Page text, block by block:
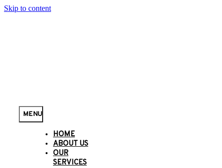
Skip to content
MENU
HOME
ABOUT US
OUR
SERVICES